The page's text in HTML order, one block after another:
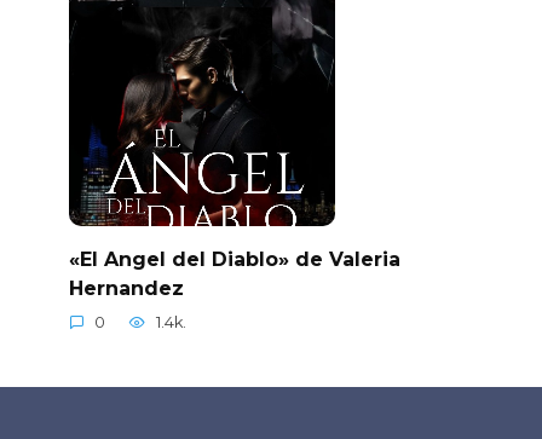
«El Angel del Diablo» de Valeria
Hernandez
0 1.4k.